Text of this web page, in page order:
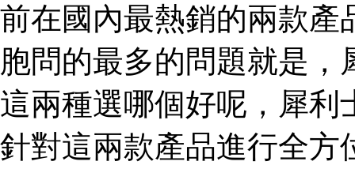
前在國內最熱銷的兩款產
胞問的最多的問題就是
這兩種選哪個好呢，犀利
針對這兩款產品進行全方